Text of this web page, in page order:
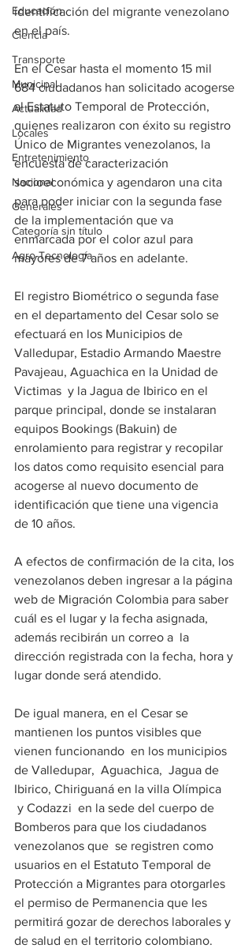
Educación
Ciencia
Transporte
Municipal
Actualidad
Locales
Entretenimiento
Nacional
Generales
Categoría sin título
Agro-Tecnología
identificación del migrante venezolano
en el país.
En el Cesar hasta el momento 15 mil
684 ciudadanos han solicitado acogerse
al Estatuto Temporal de Protección,
quienes realizaron con éxito su registro
Único de Migrantes venezolanos, la
encuesta de caracterización
socioeconómica y agendaron una cita
para poder iniciar con la segunda fase
de la implementación que va
enmarcada por el color azul para
mayores de 7 años en adelante.
El registro Biométrico o segunda fase
en el departamento del Cesar solo se
efectuará en los Municipios de
Valledupar, Estadio Armando Maestre
Pavajeau, Aguachica en la Unidad de
Victimas  y la Jagua de Ibirico en el
parque principal, donde se instalaran
equipos Bookings (Bakuin) de
enrolamiento para registrar y recopilar
los datos como requisito esencial para
acogerse al nuevo documento de
identificación que tiene una vigencia
de 10 años.
A efectos de confirmación de la cita, los
venezolanos deben ingresar a la página
web de Migración Colombia para saber
cuál es el lugar y la fecha asignada,
además recibirán un correo a  la
dirección registrada con la fecha, hora y
lugar donde será atendido.
De igual manera, en el Cesar se
mantienen los puntos visibles que
vienen funcionando  en los municipios
de Valledupar,  Aguachica,  Jagua de
Ibirico, Chiriguaná en la villa Olímpica
y Codazzi  en la sede del cuerpo de
Bomberos para que los ciudadanos
venezolanos que  se registren como
usuarios en el Estatuto Temporal de
Protección a Migrantes para otorgarles
el permiso de Permanencia que les
permitirá gozar de derechos laborales y
de salud en el territorio colombiano.